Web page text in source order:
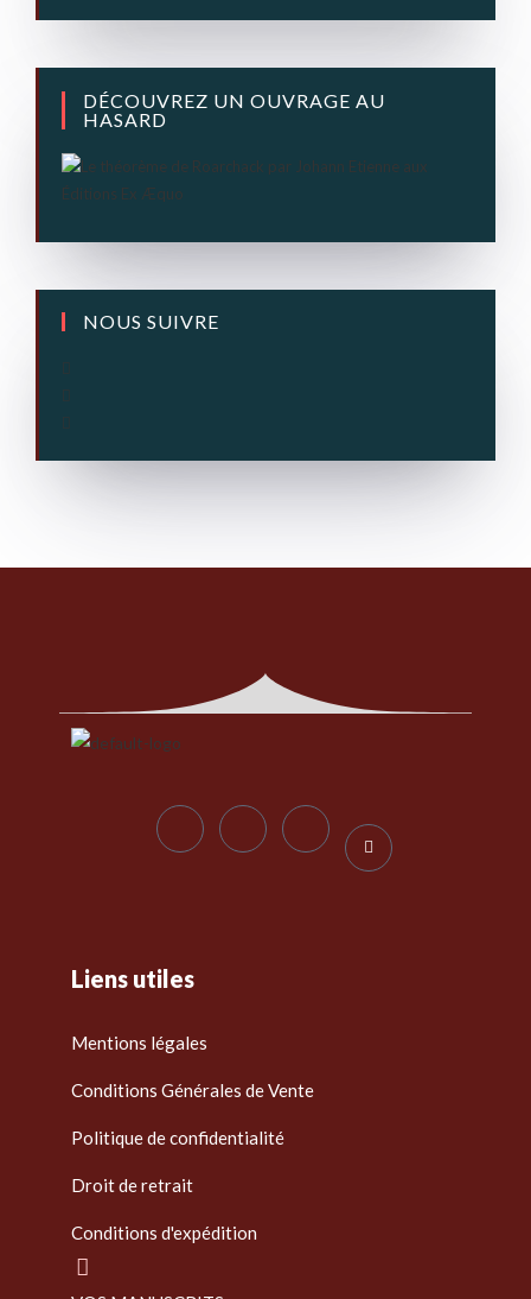
DÉCOUVREZ UN OUVRAGE AU
HASARD
NOUS SUIVRE
Liens utiles
Mentions légales
Conditions Générales de Vente
Politique de confidentialité
Droit de retrait
Conditions d'expédition